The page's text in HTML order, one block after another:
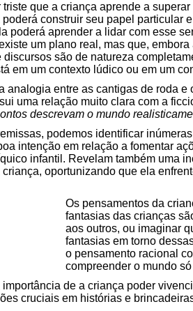
triste que a criança aprende a
construir seu papel particular
poderá aprender a lidar com esse
um plano real, mas que,
são de natureza
em um contexto lúdico ou em um
analogia entre as cantigas de roda
uma relação muito clara com a
descrevam o mundo
podemos identificar
intenção em relação a fomentar
infantil. Revelam também uma
oportunizando que ela
Os pensamentos da
fantasias das crianças
aos outros, ou imaginar
fantasias em torno
o pensamento racional
compreender o mundo
de a criança poder
cruciais em histórias e